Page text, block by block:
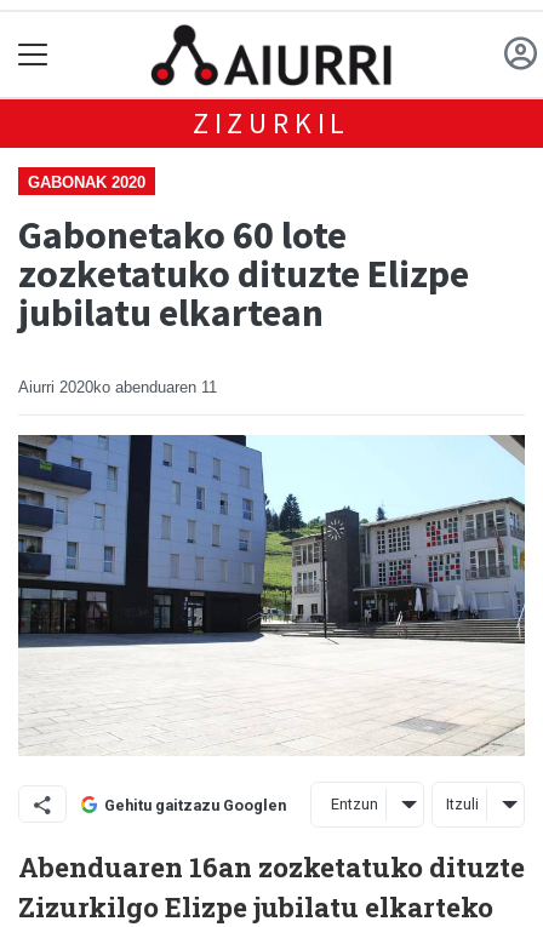
ZIZURKIL
GABONAK 2020
Gabonetako 60 lote
zozketatuko dituzte Elizpe
jubilatu elkartean
Aiurri 2020ko abenduaren 11
Gehitu gaitzazu Googlen Entzun Itzuli
Abenduaren 16an zozketatuko dituzte
Zizurkilgo Elizpe jubilatu elkarteko